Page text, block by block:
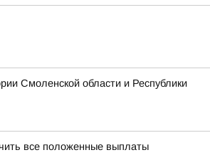
Смоленской области и Республики
все положенные выплаты